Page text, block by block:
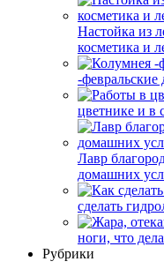
Настойка из
косметика и
-февральские
цветнике и в
Лавр
домашних
сделать
ноги, что
Рубрики